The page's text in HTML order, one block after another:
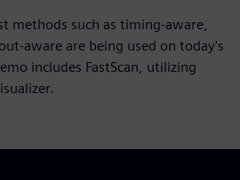
methods such as timing-aware,
aware are being used on today's
includes FastScan, utilizing